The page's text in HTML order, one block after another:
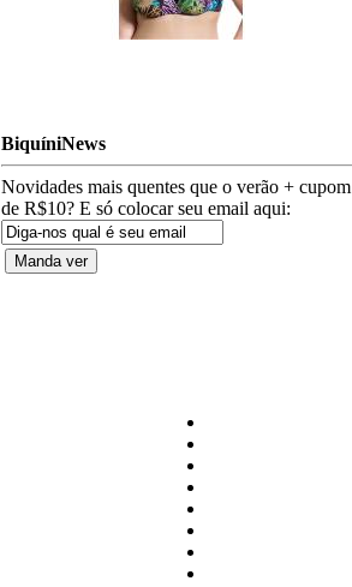
BiquíniNews
Novidades mais quentes que o verão + cupom
de R$10? E só colocar seu email aqui: